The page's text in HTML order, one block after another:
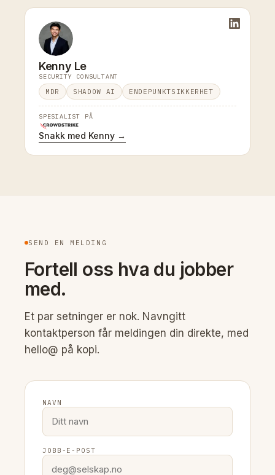
Kenny Le
SECURITY CONSULTANT
MDR SHADOW AI ENDEPUNKTSIKKERHET
SPESIALIST PÅ
Snakk med Kenny →
SEND EN MELDING
Fortell oss hva du jobber
med.
Et par setninger er nok. Navngitt
kontaktperson får meldingen din direkte, med
hello@ på kopi.
NAVN
JOBB-E-POST